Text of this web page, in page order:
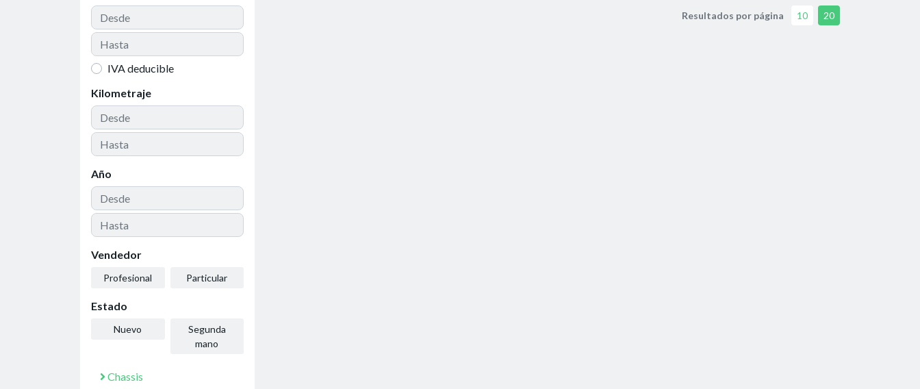
IVA deducible
Kilometraje
Año
Vendedor
Profesional Particular
Estado
Nuevo
Segunda
mano
Chassis
Resultados por página 10 20